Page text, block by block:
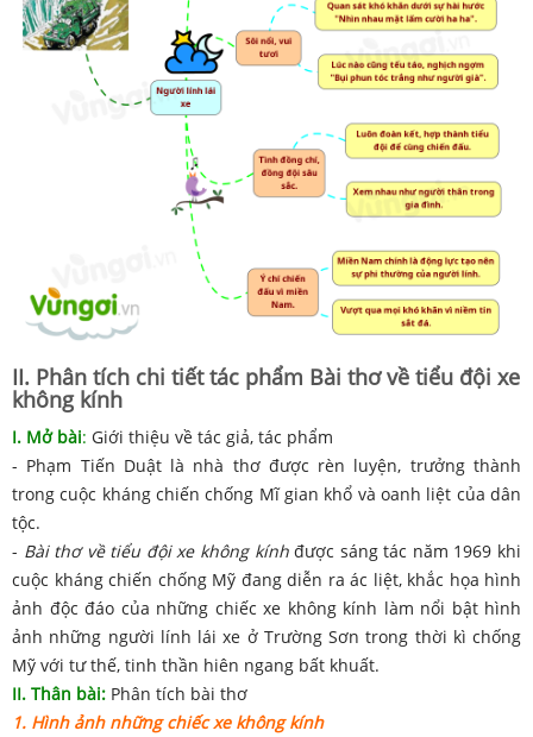
II. Phân tích chi tiết tác phẩm Bài thơ về tiểu đội xe
không kính
I. Mở bài: Giới thiệu về tác giả, tác phẩm
- Phạm Tiến Duật là nhà thơ được rèn luyện, trưởng thành
trong cuộc kháng chiến chống Mĩ gian khổ và oanh liệt của dân
tộc.
- Bài thơ về tiểu đội xe không kínhđược sáng tác năm 1969 khi
cuộc kháng chiến chống Mỹ đang diễn ra ác liệt, khắc họa hình
ảnh độc đáo của những chiếc xe không kính làm nổi bật hình
ảnh những người lính lái xe ở Trường Sơn trong thời kì chống
Mỹ với tư thế, tinh thần hiên ngang bất khuất.
II. Thân bài: Phân tích bài thơ
1. Hình ảnh những chiếc xe không kính